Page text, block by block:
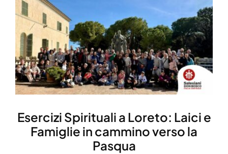
Esercizi Spirituali a Loreto: Laici e
Famiglie in cammino verso la
Pasqua